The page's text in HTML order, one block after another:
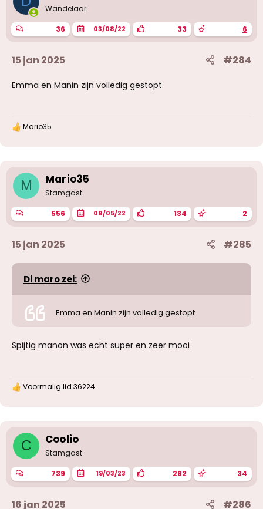
Wandelaar
36 03/08/22 33 6
15 jan 2025 #284
Emma en Manin zijn volledig gestopt
W
e
r
n
g
e
:
Mario35
M Mario35
Stamgast
556 08/05/22 134 2
15 jan 2025 #285
Di maro zei:
Emma en Manin zijn volledig gestopt
Spijtig manon was echt super en zeer mooi
W
e
r
n
g
e
:
Voormalig lid 36224
C Coolio
Stamgast
739 19/03/23 282 34
16 jan 2025 #286